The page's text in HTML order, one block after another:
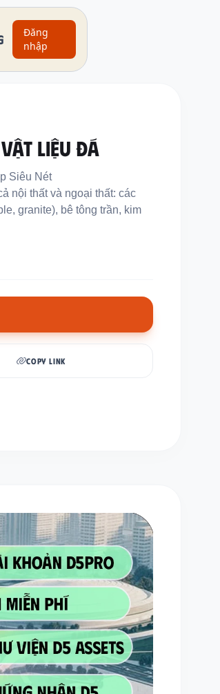
Đăng
nhập
LIỆU ĐÁ
Siêu Nét
nội thất và ngoại thất: các
granite), bê tông trần, kim
COPY LINK